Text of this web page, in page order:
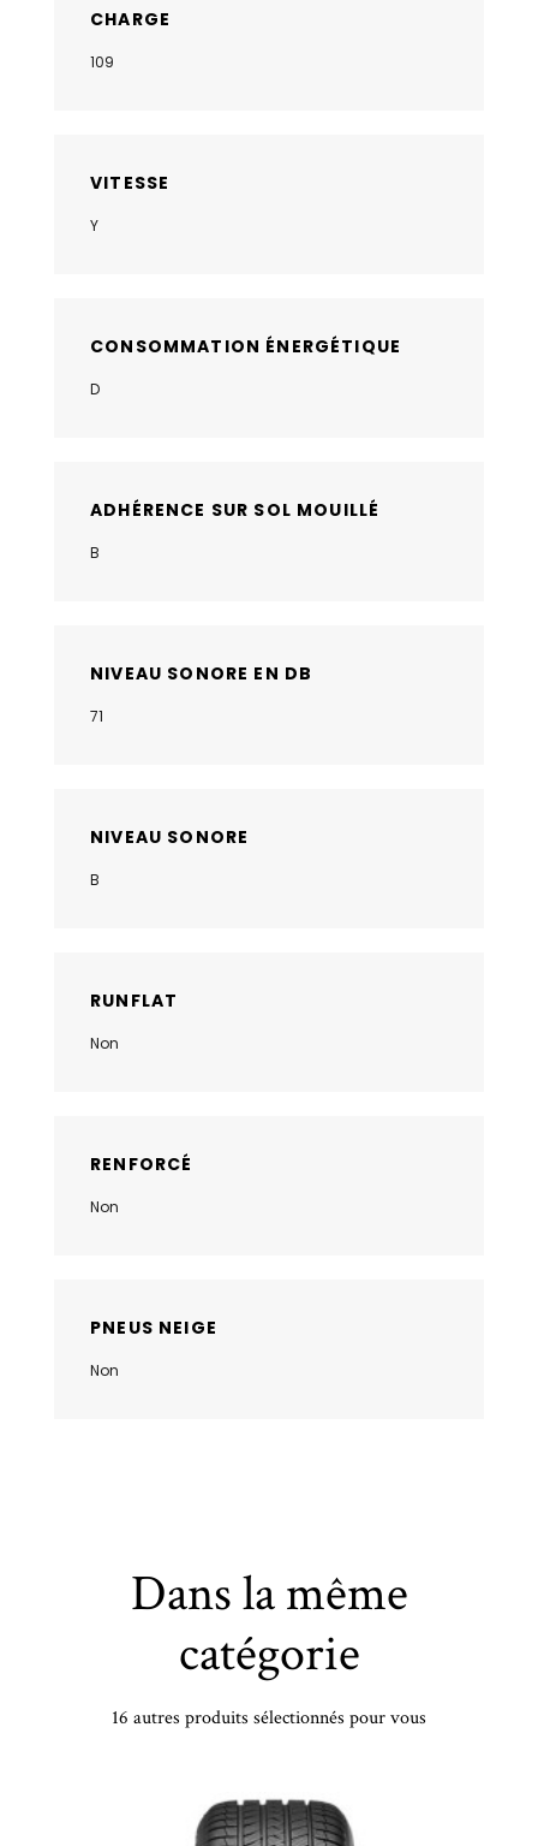
CHARGE
109
VITESSE
Y
CONSOMMATION ÉNERGÉTIQUE
D
ADHÉRENCE SUR SOL MOUILLÉ
B
NIVEAU SONORE EN DB
71
NIVEAU SONORE
B
RUNFLAT
Non
RENFORCÉ
Non
PNEUS NEIGE
Non
Dans la même
catégorie
16 autres produits sélectionnés pour vous